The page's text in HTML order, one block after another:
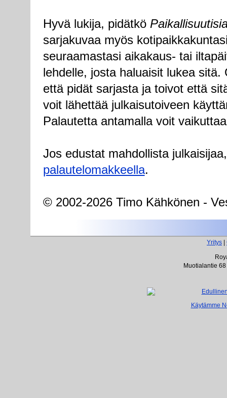
Hyvä lukija, pidätkö
sarjakuvaa myös
seuraamastasi aikakaus- tai
lehdelle, josta haluaisit lukea
että pidät sarjasta ja toivot että
voit lähettää julkaisutoiveen
Palautetta antamalla voit
Jos edustat mahdollista
palautelomakkeella.
© 2002-2026 Timo Kähkönen -
Yritys
Muotialantie
Käytämme